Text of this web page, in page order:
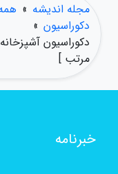
مجله اندیشه »
دکوراسیون »
مرتب ]
خبرنامه